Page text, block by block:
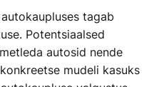
tagab
Potentsiaalsed
autosid nende
mudeli kasuks